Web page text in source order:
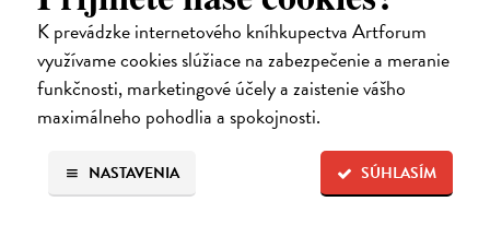
K prevádzke internetového kníhkupectva Artforum
využívame cookies slúžiace na zabezpečenie a meranie
funkčnosti, marketingové účely a zaistenie vášho
maximálneho pohodlia a spokojnosti.
SÚHLASÍM
NASTAVENIA